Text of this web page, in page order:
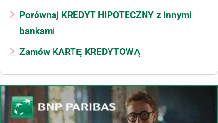
Porównaj KREDYT HIPOTECZNY z innymi
bankami
Zamów KARTĘ KREDYTOWĄ